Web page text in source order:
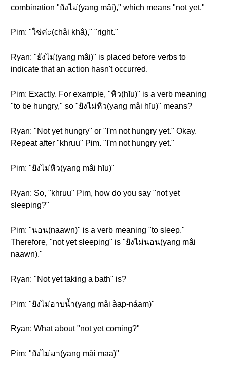
combination "ยังไม่(yang mâi)," which means "not yet."
Pim: "ใช่ค่ะ(châi khâ)," "right."
Ryan: "ยังไม่(yang mâi)" is placed before verbs to
indicate that an action hasn't occurred.
Pim: Exactly. For example, "หิว(hĭu)" is a verb meaning
"to be hungry," so "ยังไม่หิว(yang mâi hĭu)" means?
Ryan: "Not yet hungry" or "I'm not hungry yet." Okay.
Repeat after "khruu" Pim. "I'm not hungry yet."
Pim: "ยังไม่หิว(yang mâi hĭu)"
Ryan: So, "khruu" Pim, how do you say "not yet
sleeping?"
Pim: "นอน(naawn)" is a verb meaning "to sleep."
Therefore, "not yet sleeping" is "ยังไม่นอน(yang mâi
naawn)."
Ryan: "Not yet taking a bath" is?
Pim: "ยังไม่อาบน้ำ(yang mâi àap-náam)"
Ryan: What about "not yet coming?"
Pim: "ยังไม่มา(yang mâi maa)"